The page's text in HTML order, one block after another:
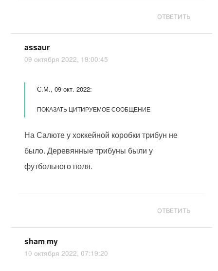
ОТВЕТИТЬ
assaur
09 октября 2022, 19:00:45
С.М., 09 окт. 2022:
ПОКАЗАТЬ ЦИТИРУЕМОЕ СООБЩЕНИЕ
На Салюте у хоккейной коробки трибун не
было. Деревянные трибуны были у
футбольного поля.
ОТВЕТИТЬ
sham my
10 октября 2022, 07:19:20